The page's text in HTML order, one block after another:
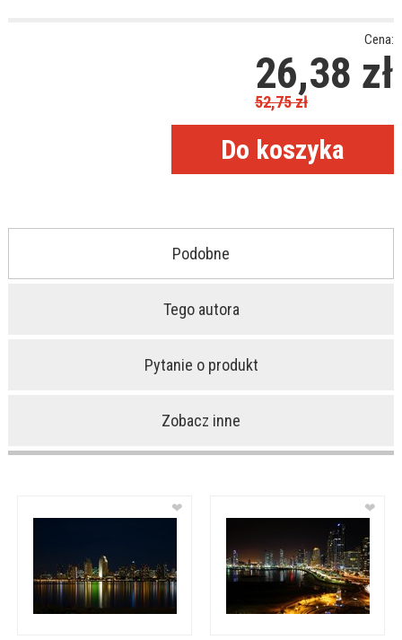
Cena:
26,38 zł
52,75zł
Podobne
Tego autora
Pytanie o produkt
Zobacz inne
❤ ❤